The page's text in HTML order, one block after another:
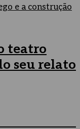
teatro
seu relato